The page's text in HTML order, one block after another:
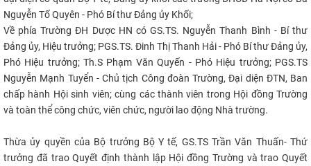
CỰU NGƯỜI HỌC
Nguyễn Tố Quyên - Phó Bí thư Đảng ủy Khối;
Về phía Trường ĐH Dược HN có GS.TS. Nguyễn Thanh Bình - Bí thư
Đảng ủy, Hiệu trưởng; PGS.TS. Đinh Thị Thanh Hải - Phó Bí thư Đảng ủy,
Phó Hiệu trưởng; Th.S Phạm Văn Quyến - Phó Hiệu trưởng; PGS.TS
Nguyễn Mạnh Tuyển - Chủ tịch Công đoàn Trường, Đại diện ĐTN, Ban
chấp hành Hội sinh viên; cùng các thành viên trong Hội đồng Trường
và toàn thể công chức, viên chức, người lao động Nhà trường.
Thừa ủy quyền của Bộ trưởng Bộ Y tế, GS.TS Trần Văn Thuấn- Thứ
trưởng đã trao Quyết định thành lập Hội đồng Trường và trao Quyết